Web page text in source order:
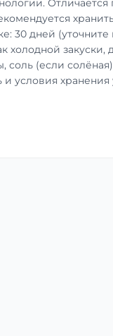
30 дней
холодной закуски,
соль (если
условия хранения